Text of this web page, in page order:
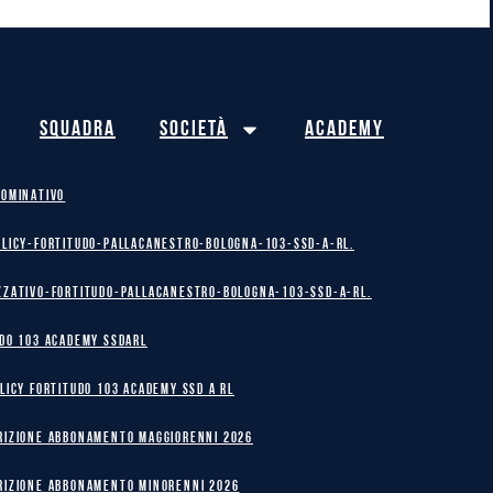
Squadra Società Academy
Fortitudo-Pallacanestro-Bologna-103-SSD-A-RL.
Fortitudo-Pallacanestro-Bologna-103-SSD-A-RL.
103 ACADEMY SSDARL
Fortitudo 103 Academy SSD A RL
ABBONAMENTO MAGGIORENNI 2026
ABBONAMENTO MINORENNI 2026